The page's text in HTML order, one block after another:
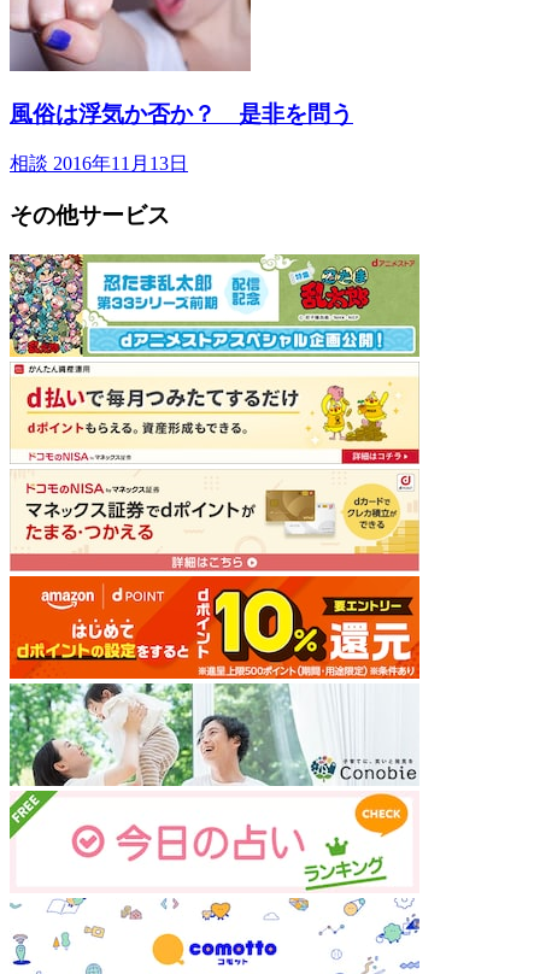
風俗は浮気か否か？ 是非を問う
相談 2016年11月13日
その他サービス